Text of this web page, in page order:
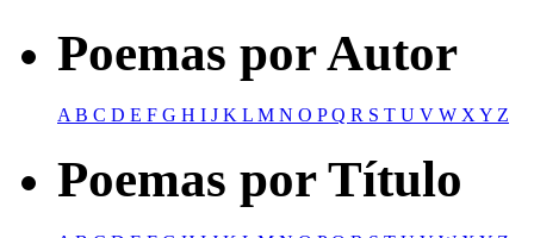
Poemas por Autor
AB C D E F G H I J K L M N O PQ R S T U V W XY Z
Poemas por Título